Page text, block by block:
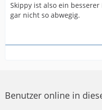
Und was nützen mir die
Show, wenn der Rest der
Verleiht er einem Team
Skippys Handball und
Skippy ist also ein
gar nicht so abwegig.
Benutzer online in